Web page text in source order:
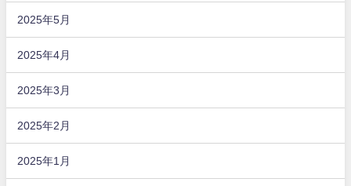
2025年5月
2025年4月
2025年3月
2025年2月
2025年1月